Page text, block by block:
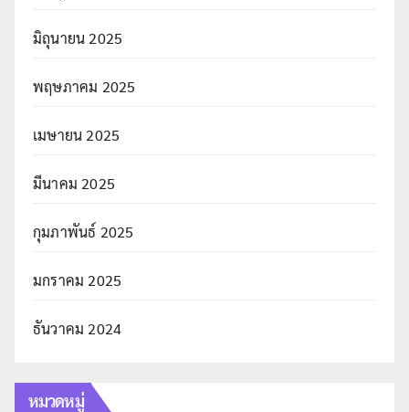
มิถุนายน 2025
พฤษภาคม 2025
เมษายน 2025
มีนาคม 2025
กุมภาพันธ์ 2025
มกราคม 2025
ธันวาคม 2024
หมวดหมู่